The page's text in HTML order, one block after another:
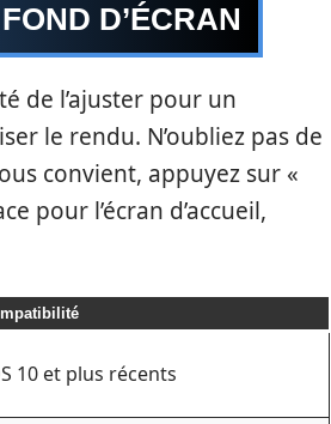
D’ÉCRAN
de l’ajuster pour un
le rendu. N’oubliez pas de
convient, appuyez sur «
pour l’écran d’accueil,
10 et plus récents